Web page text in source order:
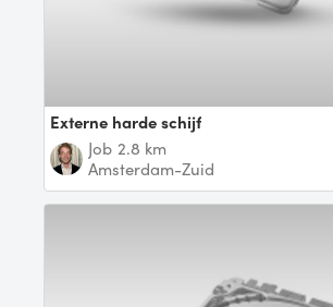
Externe harde schijf
Job 2.8 km
Amsterdam-Zuid